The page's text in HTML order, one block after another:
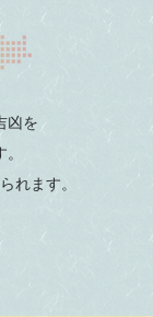
凶を
れます。